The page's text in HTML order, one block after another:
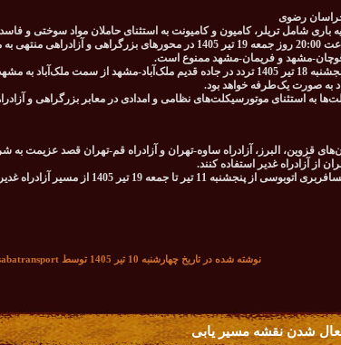
رضوی
چهارشنبه 17 تیر تا ساعت 20:00 روز جمعه 19 تیر 1405 در محورهای
قوچان-مشهد و فریمان-مشهد ممنوع است.
از ساعت 14:00 روز پنجشنبه 18 تیر 1405 تردد در جاده قدیم ملک‌آباد-مشهد از سمت
به صورت یک‌طرفه خواهد بود.
به استثنای موتورسیکلت‌های نظامی و امدادی در معابر بزرگراهی و
قزوین، البرز، آزادراه ساوه-تهران و آزادراه قم-تهران قصد عزیمت به
از آزادراه غدیر استفاده کنند.
تیر تا جمعه 19 تیر 1405 از مسیر آزادراه غدیر امکان‌پذیر خواهد بود.
نوشته شده در تاريخ چهارشنبه 10 تیر 1405 توسط sabatransport
شدن نقشه مسیر یابی